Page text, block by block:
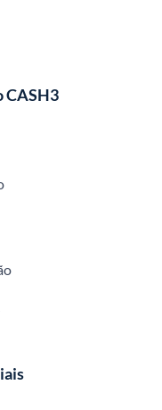
CASH3